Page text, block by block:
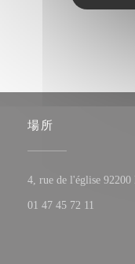
場所
4, rue de l'église
01 47 45 72 11